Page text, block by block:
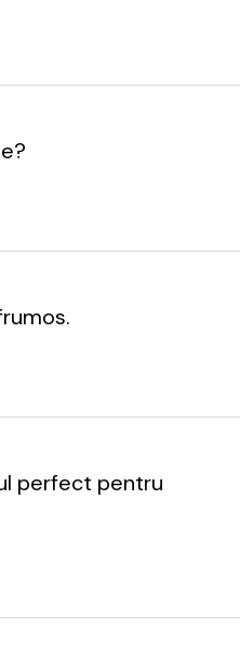
perfect pentru